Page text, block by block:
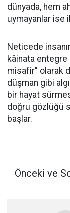
dünyada, hem
uymayanlar ise
​Neticede
kâinata entegre
misafir" olarak
düşman gibi
bir hayat
doğru gözlüğü
başlar.
Önceki ve